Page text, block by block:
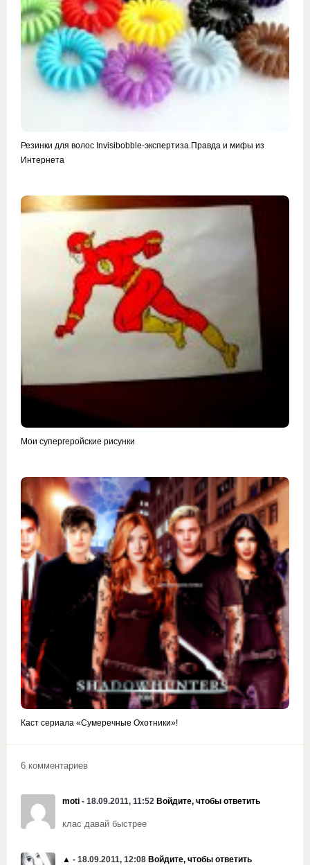
Резинки для волос Invisibobble-экспертиза.Правда и мифы из
Интернета
Мои супергеройские рисунки
Каст сериала «Сумеречные Охотники»!
6 комментариев
moti - 18.09.2011, 11:52 Войдите, чтобы ответить
клас давай быстрее
▲ - 18.09.2011, 12:08 Войдите, чтобы ответить